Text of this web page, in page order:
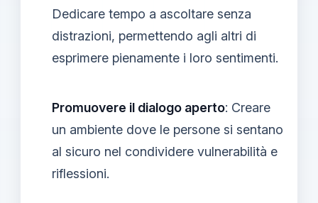
Dedicare tempo a ascoltare senza
distrazioni, permettendo agli altri di
esprimere pienamente i loro sentimenti.
Promuovere il dialogo aperto: Creare
un ambiente dove le persone si sentano
al sicuro nel condividere vulnerabilità e
riflessioni.